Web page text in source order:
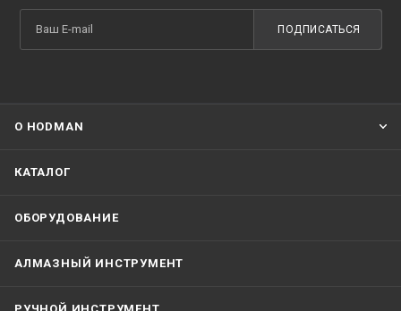
ПОДПИСАТЬСЯ
О HODMAN
КАТАЛОГ
ОБОРУДОВАНИЕ
АЛМАЗНЫЙ ИНСТРУМЕНТ